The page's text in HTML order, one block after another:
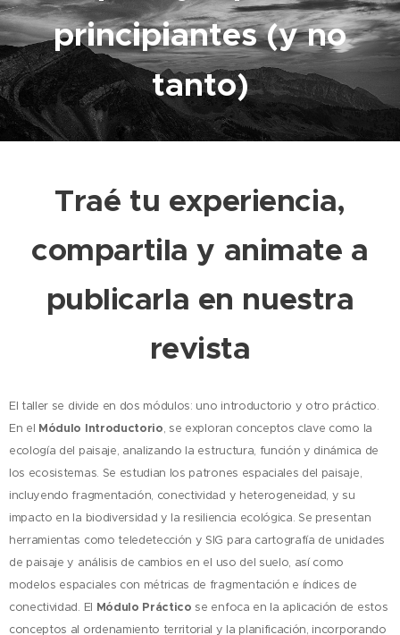
principiantes (y no
tanto)
Traé tu experiencia,
compartila y animate a
publicarla en nuestra
revista
El taller se divide en dos módulos: uno introductorio y otro práctico.
En el Módulo Introductorio, se exploran conceptos clave como la
ecología del paisaje, analizando la estructura, función y dinámica de
los ecosistemas. Se estudian los patrones espaciales del paisaje,
incluyendo fragmentación, conectividad y heterogeneidad, y su
impacto en la biodiversidad y la resiliencia ecológica. Se presentan
herramientas como teledetección y SIG para cartografía de unidades
de paisaje y análisis de cambios en el uso del suelo, así como
modelos espaciales con métricas de fragmentación e índices de
conectividad. El Módulo Práctico se enfoca en la aplicación de estos
conceptos al ordenamiento territorial y la planificación, incorporando